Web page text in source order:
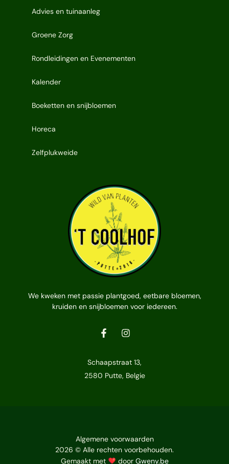
We kweken met passie plantgoed, eetbare bloemen,
kruiden en snijbloemen voor iedereen.
Schaapstraat 13,
2580 Putte, Belgie
Advies en tuinaanleg
Groene Zorg
Rondleidingen en Evenementen
Kalender
Boeketten en snijbloemen
Horeca
Zelfplukweide
Algemene voorwaarden
2026 © Alle rechten voorbehouden.
Gemaakt met
door Gweny.be